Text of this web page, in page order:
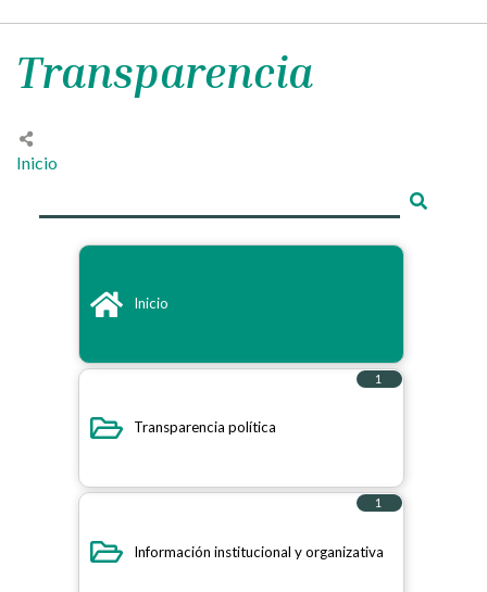
Transparencia
Inicio
Inicio
1
Transparencia política
1
Información institucional y organizativa